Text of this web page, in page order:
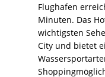
Flughafen
Minuten. Das
wichtigsten
City und bietet